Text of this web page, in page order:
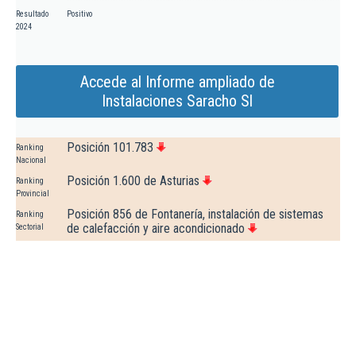
Resultado
2024
Positivo
Accede al Informe ampliado de
Instalaciones Saracho Sl
Ranking
Nacional
Posición 101.783
Ranking
Provincial
Posición 1.600 de Asturias
Ranking
Sectorial
Posición 856 de Fontanería, instalación de sistemas
de calefacción y aire acondicionado